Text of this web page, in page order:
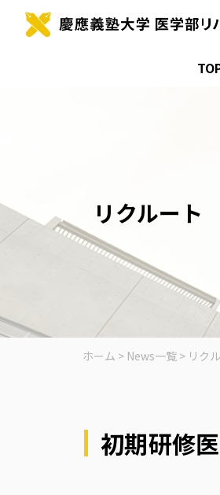
リクルート
ホーム > News一覧 > リク
初期研修